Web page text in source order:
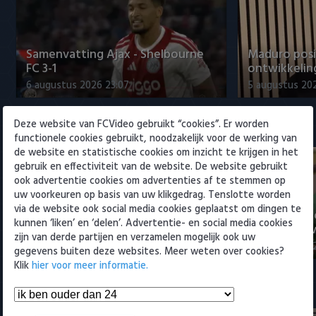
Samenvatting Ajax - Shelbourne
FC 3-1
6 augustus 2026 23:07
Maduro
5 augustus
Eredivisie
Voorbeschouwing Cambuur-
Excelsior met Plat en El Arguioui
6 augustus 2026 18:49
PSV
ervaren
6 augustus
Samenvattingen Eredivisie
Deze website van FCVideo gebruikt “cookies”. Er worden
functionele cookies gebruikt, noodzakelijk voor de werking van
de website en statistische cookies om inzicht te krijgen in het
gebruik en effectiviteit van de website. De website gebruikt
ook advertentie cookies om advertenties af te stemmen op
uw voorkeuren op basis van uw klikgedrag. Tenslotte worden
via de website ook social media cookies geplaatst om dingen te
kunnen ‘liken’ en ‘delen’. Advertentie- en social media cookies
zijn van derde partijen en verzamelen mogelijk ook uw
gegevens buiten deze websites. Meer weten over cookies?
Klikhier voor meer informatie.